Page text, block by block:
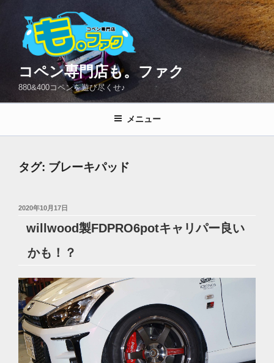
プ
コペン専門店も。ファク
880&400コペンを遊び尽くせ♪
メニュー
タグ: ブレーキパッド
投
日:
2020年10月17日
willwood製FDPRO6potキャリパー良い
かも！？